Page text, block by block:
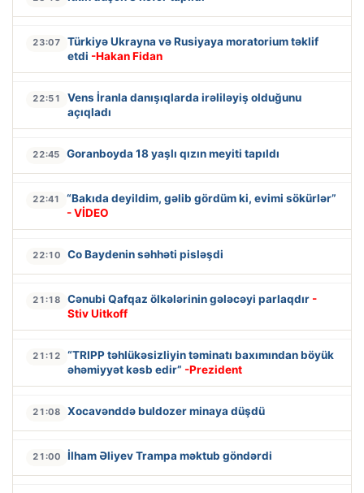
23:07
Türkiyə Ukrayna və Rusiyaya moratorium təklif
etdi -Hakan Fidan
22:51
Vens İranla danışıqlarda irəliləyiş olduğunu
açıqladı
22:45 Goranboyda 18 yaşlı qızın meyiti tapıldı
22:41
“Bakıda deyildim, gəlib gördüm ki, evimi sökürlər”
- VİDEO
22:10 Co Baydenin səhhəti pisləşdi
21:18 Cənubi Qafqaz ölkələrinin gələcəyi parlaqdır -
Stiv Uitkoff
21:12
“TRIPP təhlükəsizliyin təminatı baxımından böyük
əhəmiyyət kəsb edir” -Prezident
21:08 Xocavənddə buldozer minaya düşdü
21:00 İlham Əliyev Trampa məktub göndərdi